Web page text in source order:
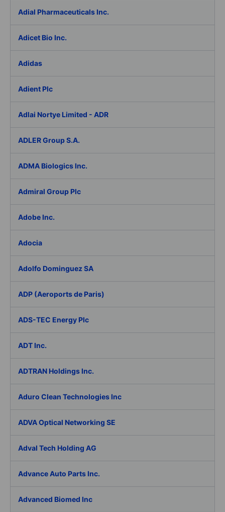
Adial Pharmaceuticals Inc.
Adicet Bio Inc.
Adidas
Adient Plc
Adlai Nortye Limited - ADR
ADLER Group S.A.
ADMA Biologics Inc.
Admiral Group Plc
Adobe Inc.
Adocia
Adolfo Dominguez SA
ADP (Aeroports de Paris)
ADS-TEC Energy Plc
ADT Inc.
ADTRAN Holdings Inc.
Aduro Clean Technologies Inc
ADVA Optical Networking SE
Adval Tech Holding AG
Advance Auto Parts Inc.
Advanced Biomed Inc